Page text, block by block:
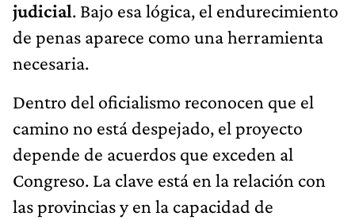
judicial. Bajo esa lógica, el endurecimiento
de penas aparece como una herramienta
necesaria.
Dentro del oficialismo reconocen que el
camino no está despejado, el proyecto
depende de acuerdos que exceden al
Congreso. La clave está en la relación con
las provincias y en la capacidad de